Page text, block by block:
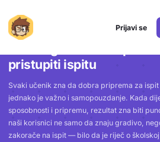
Prijavi se
SVI ČLANCI
pristupiti ispitu
Svaki učenik zna da dobra priprema za
jednako je važno i samopouzdanje. Kada
sposobnosti i pripremu, rezultat zna biti
naši korisnici ne samo da znaju gradivo,
zakorače na ispit — bilo da je riječ o